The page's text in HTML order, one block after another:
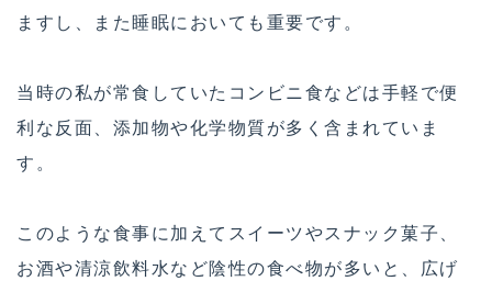
ますし、また睡眠においても重要です。
当時の私が常食していたコンビニ食などは手軽で便
利な反面、添加物や化学物質が多く含まれていま
す。
このような食事に加えてスイーツやスナック菓子、
お酒や清涼飲料水など陰性の食べ物が多いと、広げ